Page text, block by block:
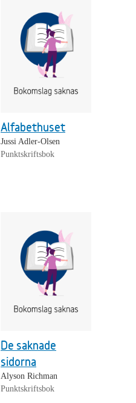
Alfabethuset
Jussi Adler-Olsen
Punktskriftsbok
De saknade
sidorna
Alyson Richman
Punktskriftsbok